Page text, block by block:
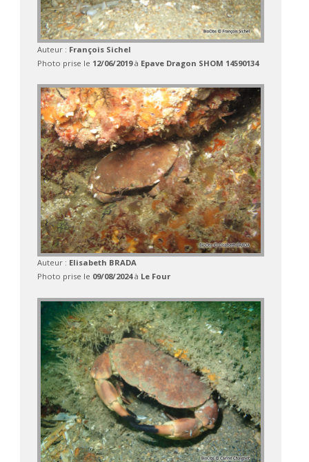
Auteur : François Sichel
Photo prise le 12/06/2019à Epave Dragon SHOM 14590134
Auteur : Elisabeth BRADA
Photo prise le 09/08/2024à Le Four